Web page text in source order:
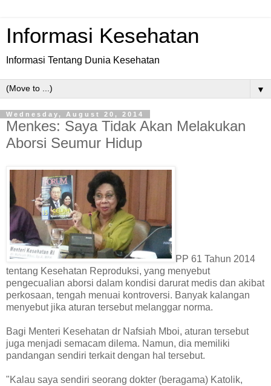
Informasi Kesehatan
Informasi Tentang Dunia Kesehatan
▼
Wednesday, August 20, 2014
Menkes: Saya Tidak Akan Melakukan
Aborsi Seumur Hidup
PP 61 Tahun 2014
tentang Kesehatan Reproduksi, yang menyebut
pengecualian aborsi dalam kondisi darurat medis dan akibat
perkosaan, tengah menuai kontroversi. Banyak kalangan
menyebut jika aturan tersebut melanggar norma.
Bagi Menteri Kesehatan dr Nafsiah Mboi, aturan tersebut
juga menjadi semacam dilema. Namun, dia memiliki
pandangan sendiri terkait dengan hal tersebut.
"Kalau saya sendiri seorang dokter (beragama) Katolik,